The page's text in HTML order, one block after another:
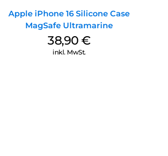
Apple iPhone 16 Silicone Case
MagSafe Ultramarine
38,90€
inkl. MwSt.